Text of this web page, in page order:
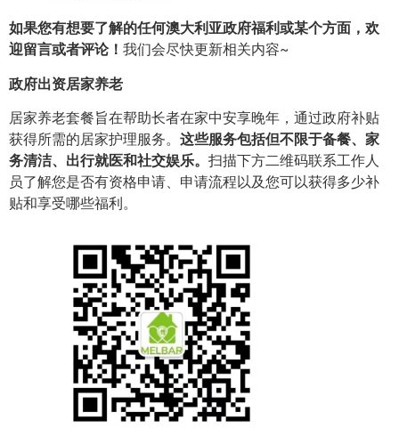
如果您有想要了解的任何澳大利亚政府福利或某个方面，欢
迎留言或者评论！ 我们会尽快更新相关内容~
政府出资居家养老
居家养老套餐旨在帮助长者在家中安享晚年，通过政府补贴
获得所需的居家护理服务。 这些服务包括但不限于备餐、家
务清洁、出行就医和社交娱乐。 扫描下方二维码联系工作人
员了解您是否有资格申请、申请流程以及您可以获得多少补
贴和享受哪些福利。